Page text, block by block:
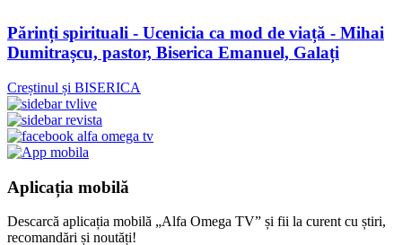
Părinți spirituali - Ucenicia ca mod de viață - Mihai
Dumitrașcu, pastor, Biserica Emanuel, Galați
Creștinul și BISERICA
Aplicația mobilă
Descarcă aplicația mobilă „Alfa Omega TV” și fii la curent cu știri,
recomandări și noutăți!